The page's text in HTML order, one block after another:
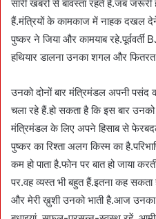
सारी खबरों से बावस्ता रहते हैं.जब
हैं.मंत्रियों के कामकाज में नाहक दखल
पुष्कर ने जिया और कामयाब
हथियार डालना उनका शगल और फितरत
उनको दोनों बार मंत्रिमंडल अपनी पसंद
चला रहे हैं.हो सकता है कि इस बार उनको
मंत्रिमंडल के लिए अपने हिसाब से
पुष्कर का रिश्ता अलग किस्म का
कम हो पाता है.फोन पर बात हो जाया
पर.वह व्यस्त भी बहुत हैं.इतना कह
और मेरी ख़ुशी उनको भाती है.आज उनका